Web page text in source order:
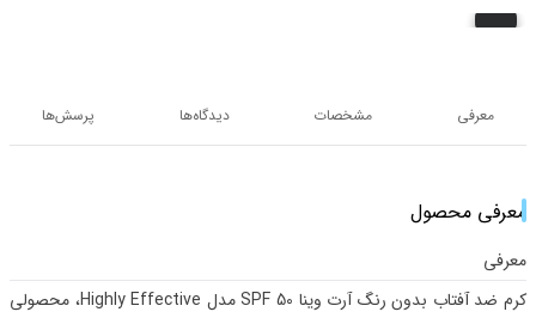
معرفی مشخصات دیدگاه‌ها پرسش‌ها
معرفی محصول
معرفی
کرم ضد آفتاب بدون رنگ آرت وینا SPF 50 مدل Highly Effective، محصولی